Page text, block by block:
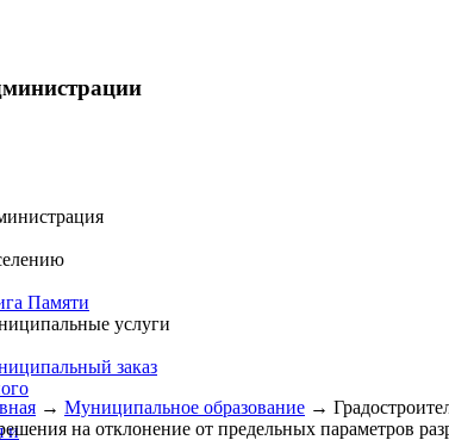
и
Памяти
услуги
заказ
→ Муниципальное образование →
на отклонение от предельных параметров